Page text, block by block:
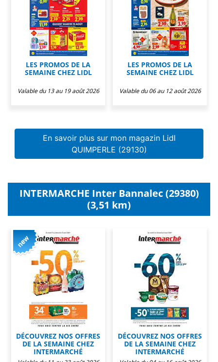
LES PROMOS DE LA
SEMAINE CHEZ LIDL
Valable du 13 au 19 août 2026
LES PROMOS DE LA
SEMAINE CHEZ LIDL
Valable du 06 au 12 août 2026
En savoir plus sur mon magazin Lidl
QUIMPERLE (29130)
INTERMARCHE Inter Bannalec (29380)
(3,51 km)
DÉCOUVREZ NOS OFFRES
DE LA SEMAINE CHEZ
INTERMARCHÉ
DÉCOUVREZ NOS OFFRES
DE LA SEMAINE CHEZ
INTERMARCHÉ